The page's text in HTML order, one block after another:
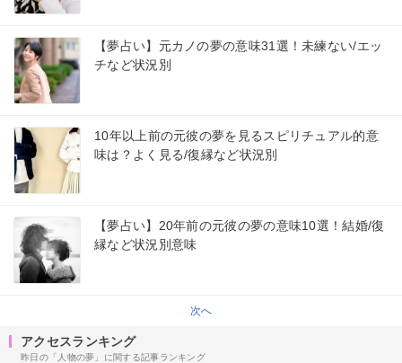
【夢占い】元カノの夢の意味31選！未練ない/エッ
チなど状況別
10年以上前の元彼の夢を見るスピリチュアル的意
味は？よく見る/復縁など状況別
【夢占い】20年前の元彼の夢の意味10選！結婚/復
縁など状況別意味
次へ
アクセスランキング
昨日の「人物の夢」に関する記事ランキング